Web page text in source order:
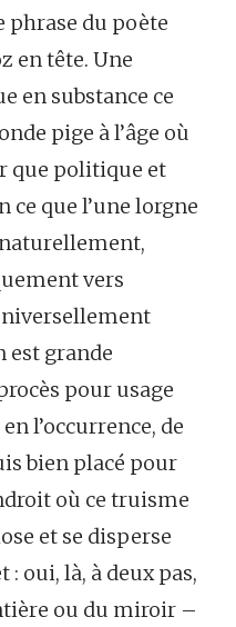
phrase du poète
en tête. Une
en substance ce
pige à l’âge où
que politique et
ce que l’une lorgne
vers
est grande
pour usage
l’occurrence, de
bien placé pour
où ce truisme
et se disperse
: oui, là, à deux pas,
ou du miroir –